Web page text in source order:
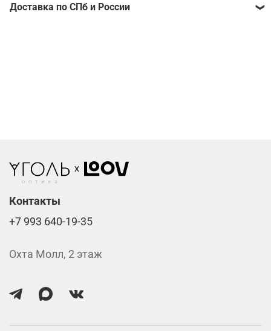
Расчитать стоимость ваших линз поможет
Доставка по СПб и России
Контакты
+7 993 640-19-35
Охта Молл, 2 этаж